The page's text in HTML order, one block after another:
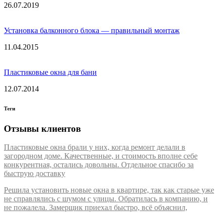
26.07.2019
Установка балконного блока — правильный монтаж
11.04.2015
Пластиковые окна для бани
12.07.2014
Теги
Отзывы клиентов
Пластиковые окна брали у них, когда ремонт делали в
загородном доме. Качественные, и стоимость вполне себе
конкурентная, остались довольны. Отдельное спасибо за
быструю доставку
Решила установить новые окна в квартире, так как старые уже
не справлялись с шумом с улицы. Обратилась в компанию, и
не пожалела. Замерщик приехал быстро, всё объяснил,